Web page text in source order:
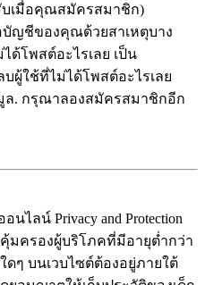
บเมื่อคุณสมัครสมาชิก)
บัญชีของคุณด้วยสาเหตุบาง
ด้โพสต์อะไรเลย เป็น
ผู้ใช้ที่ไม่ได้โพสต์อะไรเลย
ล. กรุณาลองสมัครสมาชิกอีก
นไลน์ Privacy and Protection
คุ้มครองผู้บริโภคที่มีอายุต่ำกว่า
ดๆ บนเวบไซต์ต้องอยู่ภายใต้